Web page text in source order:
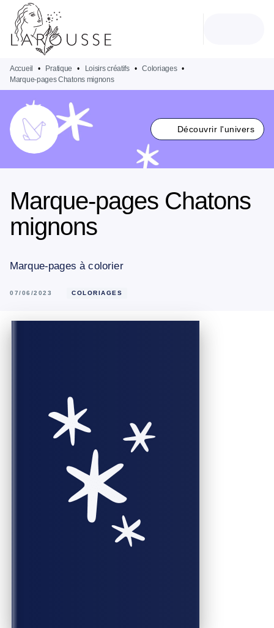
MENU
PIED DE PAGE
Accueil • Pratique • Loisirs créatifs • Coloriages •
Marque-pages Chatons mignons
Découvrir l'univers
Marque-pages Chatons
mignons
Marque-pages à colorier
07/06/2023 COLORIAGES